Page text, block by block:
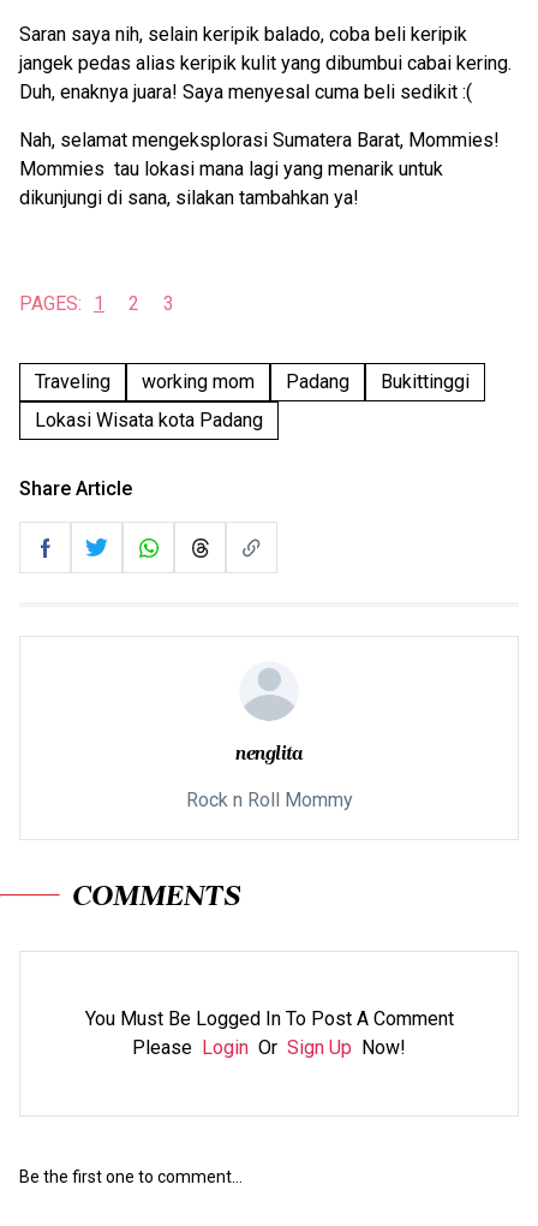
Saran saya nih, selain keripik balado, coba beli keripik
jangek pedas alias keripik kulit yang dibumbui cabai kering.
Duh, enaknya juara! Saya menyesal cuma beli sedikit :(
Nah, selamat mengeksplorasi Sumatera Barat, Mommies!
Mommies tau lokasi mana lagi yang menarik untuk
dikunjungi di sana, silakan tambahkan ya!
PAGES: 1 2 3
Traveling working mom Padang
Bukittinggi
Lokasi Wisata kota Padang
Share Article
nenglita
Rock n Roll Mommy
COMMENTS
You Must Be Logged In To Post A Comment
Please Login Or Sign Up Now!
Be the first one to comment...